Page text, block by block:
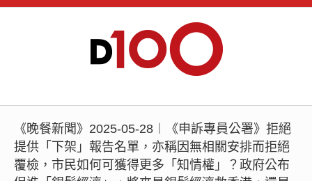
《晚餐新聞》2025-05-28︱《申訴專員公署》拒絕
提供「下架」報告名單，亦稱因無相關安排而拒絕
覆檢，市民如何可獲得更多「知情權」？政府公布